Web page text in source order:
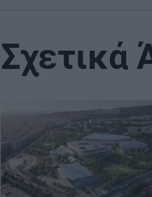
Σχετικά